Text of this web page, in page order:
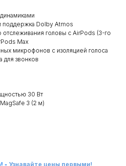
поддержка Dolby Atmos
головы с AirPods (3-го
Max
микрофонов с изоляцией голоса
для звонков
30 Вт
3 (2 м)
- Узнавайте цены первыми!